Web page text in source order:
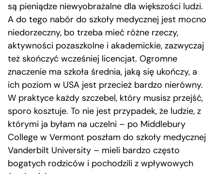
są pieniądze niewyobrażalne dla większości ludzi.
A do tego nabór do szkoły medycznej jest mocno
niedorzeczny, bo trzeba mieć różne rzeczy,
aktywności pozaszkolne i akademickie, zazwyczaj
też skończyć wcześniej licencjat. Ogromne
znaczenie ma szkoła średnia, jaką się ukończy, a
ich poziom w USA jest przecież bardzo nierówny.
W praktyce każdy szczebel, który musisz przejść,
sporo kosztuje. To nie jest przypadek, że ludzie, z
którymi ja byłam na uczelni – po Middlebury
College w Vermont poszłam do szkoły medycznej
Vanderbilt University – mieli bardzo często
bogatych rodziców i pochodzili z wpływowych